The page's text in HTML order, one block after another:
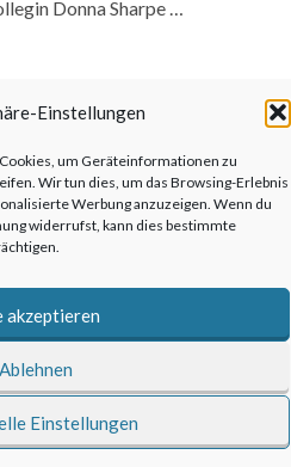
Einstellungen
um Geräteinformationen zu
Wir tun dies, um das Browsing-Erlebnis
Werbung anzuzeigen. Wenn du
widerrufst, kann dies bestimmte
akzeptieren
Ablehnen
Einstellungen
Donna Sharpe …
Kronenberg